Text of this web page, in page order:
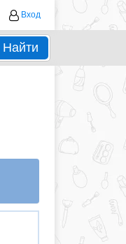
Вход
Найти